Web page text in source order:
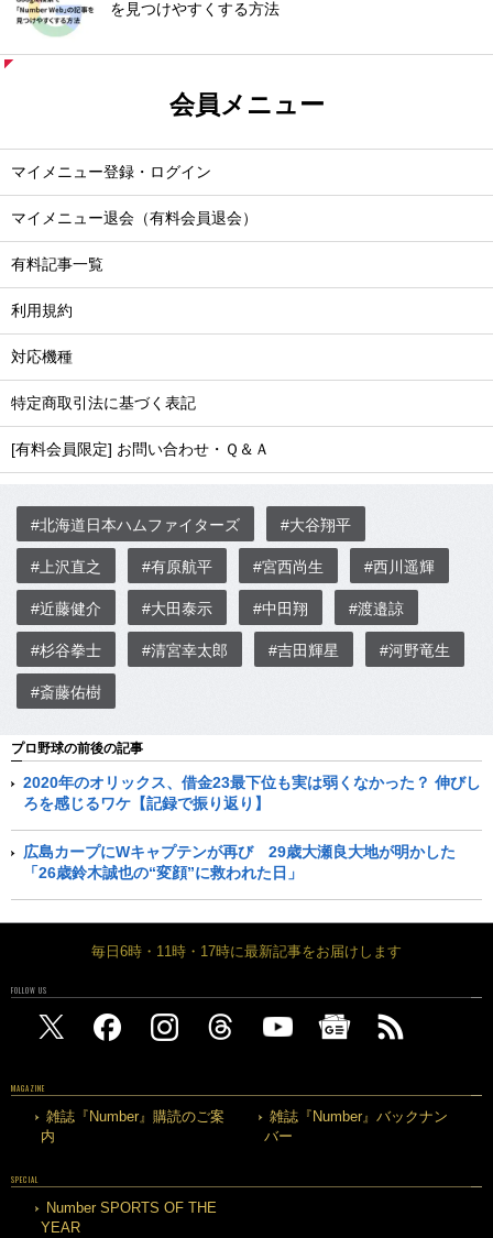
を見つけやすくする方法
会員メニュー
マイメニュー登録・ログイン
マイメニュー退会（有料会員退会）
有料記事一覧
利用規約
対応機種
特定商取引法に基づく表記
[有料会員限定] お問い合わせ・Ｑ＆Ａ
#北海道日本ハムファイターズ #大谷翔平
#上沢直之 #有原航平 #宮西尚生 #西川遥輝
#近藤健介 #大田泰示 #中田翔 #渡邉諒
#杉谷拳士 #清宮幸太郎 #吉田輝星 #河野竜生
#斎藤佑樹
プロ野球の前後の記事
2020年のオリックス、借金23最下位も実は弱くなかった？ 伸びし
ろを感じるワケ【記録で振り返り】
広島カープにWキャプテンが再び 29歳大瀬良大地が明かした
「26歳鈴木誠也の“変顔”に救われた日」
毎日6時・11時・17時に最新記事をお届けします
FOLLOW US
MAGAZINE
雑誌『Number』購読のご案
内
雑誌『Number』バックナン
バー
SPECIAL
Number SPORTS OF THE
YEAR